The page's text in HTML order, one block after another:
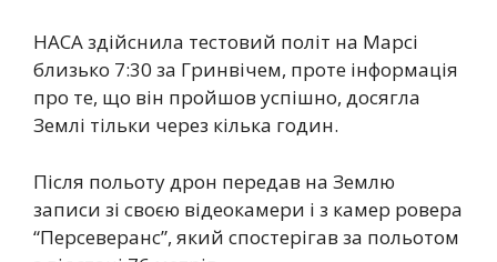
НАСА здійснила тестовий політ на Марсі
близько 7:30 за Гринвічем, проте інформація
про те, що він пройшов успішно, досягла
Землі тільки через кілька годин.
Після польоту дрон передав на Землю
записи зі своєю відеокамери і з камер ровера
“Персеверанс”, який спостерігав за польотом